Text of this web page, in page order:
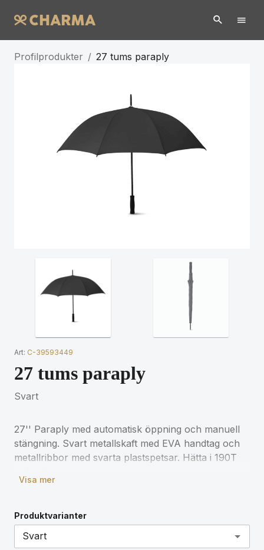
Profilprodukter / 27 tums paraply
Art: C-39593449
27 tums paraply
Svart
27'' Paraply med automatisk öppning och manuell
stängning. Svart metallskaft med EVA handtag och
metallribbor med svarta plastspetsar. Hätta i 190T
Visa mer
Produktvarianter